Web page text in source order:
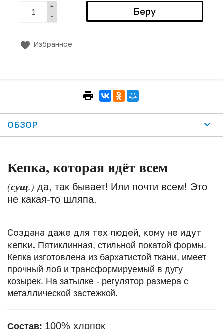
Избранное
ОБЗОР
Кепка, которая идёт всем
(сущ.) да, так бывает! Или почти всем! Это
не какая-то шляпа.
Создана даже для тех людей, кому не идут
кепки. Пятиклинная, стильной покатой формы.
Кепка изготовлена из бархатистой ткани, имеет
прочный лоб и трансформируемый в дугу
козырек. На затылке - регулятор размера с
металлической застежкой.
Состав: 100% хлопок